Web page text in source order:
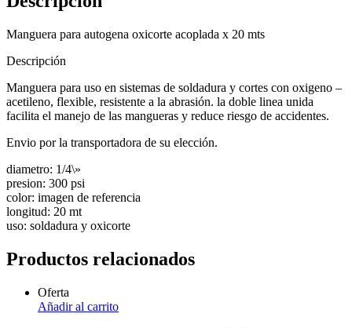
Manguera para autogena oxicorte acoplada x 20 mts
Descripción
Manguera para uso en sistemas de soldadura y cortes con oxigeno –
acetileno, flexible, resistente a la abrasión. la doble linea unida
facilita el manejo de las mangueras y reduce riesgo de accidentes.
Envio por la transportadora de su elección.
diametro: 1/4\»
presion: 300 psi
color: imagen de referencia
longitud: 20 mt
uso: soldadura y oxicorte
Productos relacionados
Oferta
Añadir al carrito